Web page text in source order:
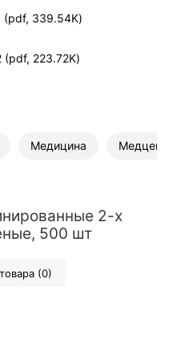
(pdf, 339.54K)
223.72K)
Медицина
2-х
500 шт
(0)